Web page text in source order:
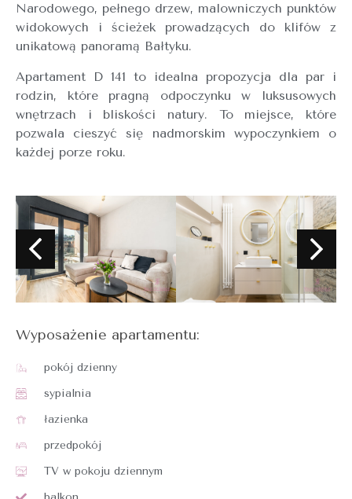
Narodowego, pełnego drzew, malowniczych punktów
widokowych i ścieżek prowadzących do klifów z
unikatową panoramą Bałtyku.
Apartament D 141 to idealna propozycja dla par i
rodzin, które pragną odpoczynku w luksusowych
wnętrzach i bliskości natury. To miejsce, które
pozwala cieszyć się nadmorskim wypoczynkiem o
każdej porze roku.
Wyposażenie apartamentu:
pokój dzienny
sypialnia
łazienka
przedpokój
TV w pokoju dziennym